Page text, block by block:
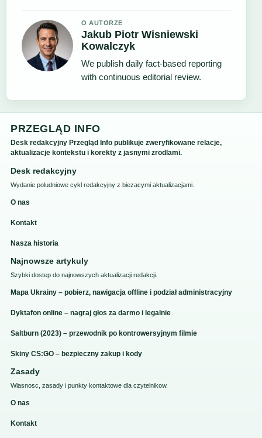
O AUTORZE
Jakub Piotr Wisniewski
Kowalczyk
We publish daily fact-based reporting
with continuous editorial review.
PRZEGLĄD INFO
Desk redakcyjny Przegląd Info publikuje zweryfikowane relacje,
aktualizacje kontekstu i korekty z jasnymi zrodlami.
Desk redakcyjny
Wydanie poludniowe cykl redakcyjny z biezacymi aktualizacjami.
O nas
Kontakt
Nasza historia
Najnowsze artykuly
Szybki dostep do najnowszych aktualizacji redakcji.
Mapa Ukrainy – pobierz, nawigacja offline i podział administracyjny
Dyktafon online – nagraj głos za darmo i legalnie
Saltburn (2023) – przewodnik po kontrowersyjnym filmie
Skiny CS:GO – bezpieczny zakup i kody
Zasady
Wlasnosc, zasady i punkty kontaktowe dla czytelnikow.
O nas
Kontakt